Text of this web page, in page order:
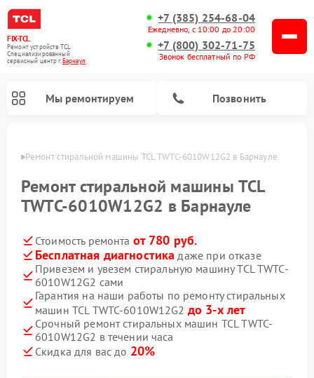
FIX-TCL
Ремонт устройств TCL
Специализированный
cервисный центр г.Барнаул
+7 (385) 254-68-04
Ежедневно, с 10:00 до 20:00
+7 (800) 302-71-75
Звонок бесплатный по РФ
Мы ремонтируем Позвонить
Ремонт стиральной машины TCL TWTC-6010W12G2 в Барнауле
Ремонт стиральной машины TCL
TWTC-6010W12G2 в Барнауле
Стоимость ремонта от 780 руб.
Бесплатная диагностика даже при отказе
Привезем и увезем стиральную машину TCL TWTC-
6010W12G2 сами
Гарантия на наши работы по ремонту стиральных
машин TCL TWTC-6010W12G2 до 3-х лет
Срочный ремонт стиральных машин TCL TWTC-
6010W12G2 в течении часа
Скидка для вас до 20%